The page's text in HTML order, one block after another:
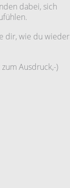
dabei, sich
dir, wie du wieder
Ausdruck,-)